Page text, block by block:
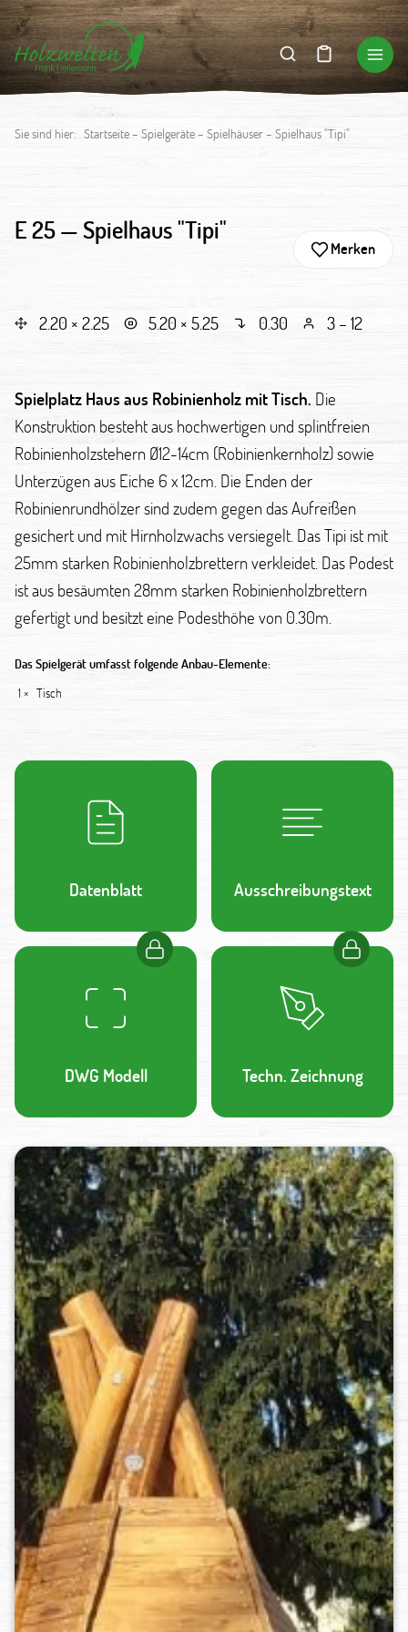
Sie sind hier: Startseite– Spielgeräte– Spielhäuser– Spielhaus "Tipi"
E 25 —Spielhaus "Tipi"
Merken
2.20 × 2.25 5.20 × 5.25 0.30 3 – 12
Spielplatz Haus aus Robinienholz mit Tisch. Die
Konstruktion besteht aus hochwertigen und splintfreien
Robinienholzstehern Ø12-14cm (Robinienkernholz) sowie
Unterzügen aus Eiche 6 x 12cm. Die Enden der
Robinienrundhölzer sind zudem gegen das Aufreißen
gesichert und mit Hirnholzwachs versiegelt. Das Tipi ist mit
25mm starken Robinienholzbrettern verkleidet. Das Podest
ist aus besäumten 28mm starken Robinienholzbrettern
gefertigt und besitzt eine Podesthöhe von 0.30m.
Das Spielgerät umfasst folgende Anbau-Elemente:
1 × Tisch
Datenblatt Ausschreibungstext
DWG Modell Techn. Zeichnung